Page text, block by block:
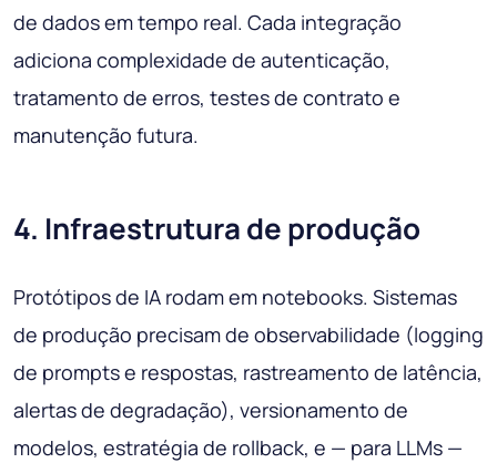
de dados em tempo real. Cada integração
adiciona complexidade de autenticação,
tratamento de erros, testes de contrato e
manutenção futura.
4. Infraestrutura de produção
Protótipos de IA rodam em notebooks. Sistemas
de produção precisam de observabilidade (logging
de prompts e respostas, rastreamento de latência,
alertas de degradação), versionamento de
modelos, estratégia de rollback, e — para LLMs —